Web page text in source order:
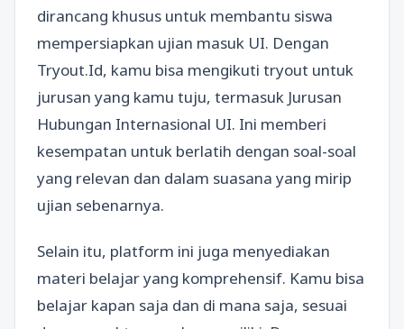
dirancang khusus untuk membantu siswa
mempersiapkan ujian masuk UI. Dengan
Tryout.Id, kamu bisa mengikuti tryout untuk
jurusan yang kamu tuju, termasuk Jurusan
Hubungan Internasional UI. Ini memberi
kesempatan untuk berlatih dengan soal-soal
yang relevan dan dalam suasana yang mirip
ujian sebenarnya.
Selain itu, platform ini juga menyediakan
materi belajar yang komprehensif. Kamu bisa
belajar kapan saja dan di mana saja, sesuai